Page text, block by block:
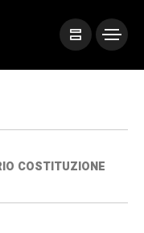
COSTITUZIONE